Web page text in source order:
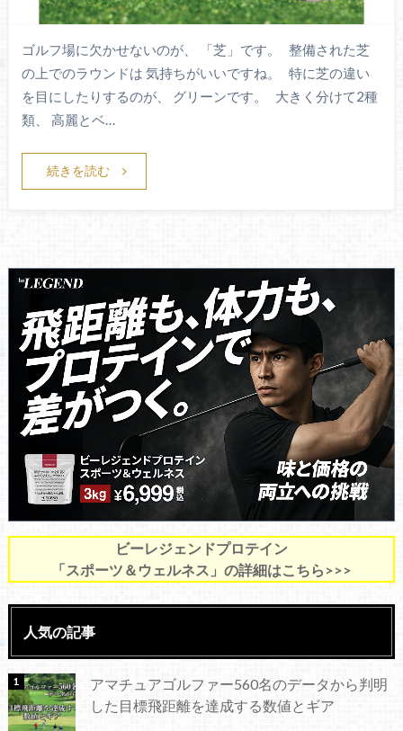
ゴルフ場に欠かせないのが、 「芝」です。 整備された芝
の上でのラウンドは 気持ちがいいですね。 特に芝の違い
を目にしたりするのが、 グリーンです。 大きく分けて2種
類、 高麗とベ…
続きを読む
ビーレジェンドプロテイン
「スポーツ＆ウェルネス」の詳細はこちら>>>
人気の記事
アマチュアゴルファー560名のデータから判明
した目標飛距離を達成する数値とギア